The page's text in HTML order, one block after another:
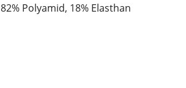
82% Polyamid, 18% Elasthan